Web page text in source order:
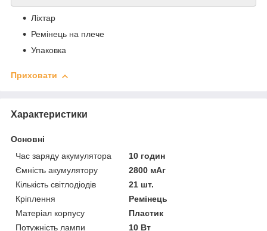
Ліхтар
Ремінець на плече
Упаковка
Приховати
Характеристики
Основні
Час заряду акумулятора
10 годин
Ємність акумулятору
2800 мАг
Кількість світлодіодів
21 шт.
Кріплення
Ремінець
Матеріал корпусу
Пластик
Потужність лампи
10 Вт